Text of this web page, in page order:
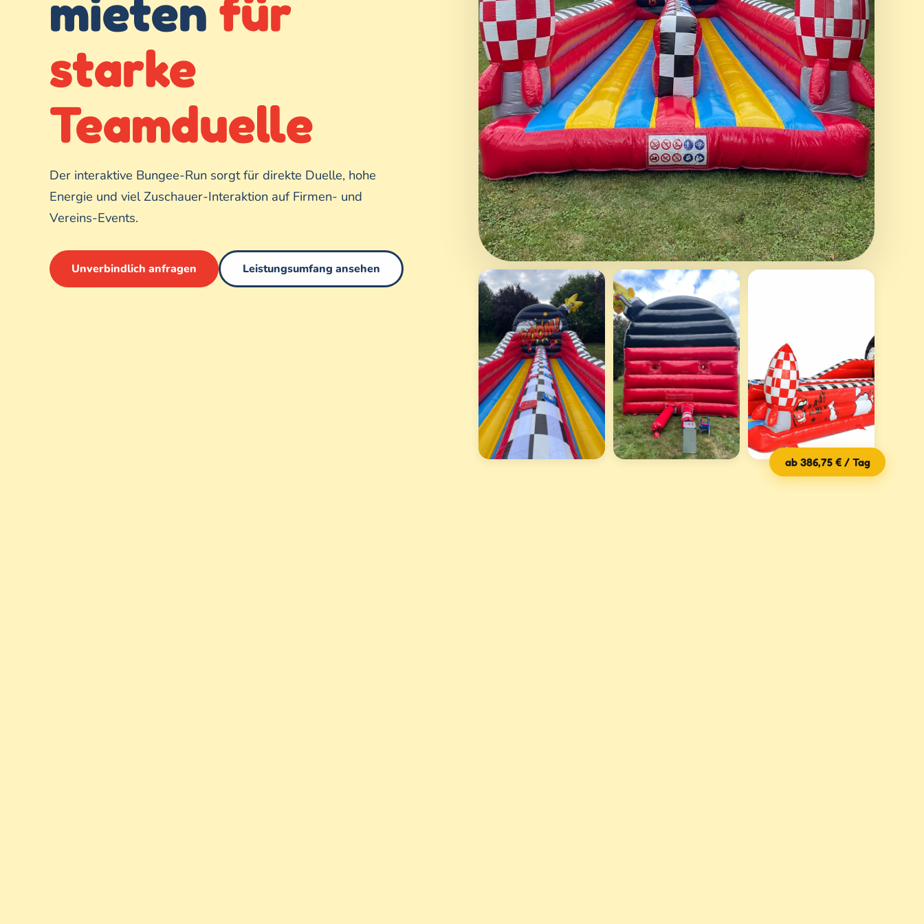
starke
Teamduelle
Der interaktive Bungee-Run sorgt für direkte Duelle, hohe
Energie und viel Zuschauer-Interaktion auf Firmen- und
Vereins-Events.
Unverbindlich anfragen Leistungsumfang ansehen
ab 386,75 € / Tag